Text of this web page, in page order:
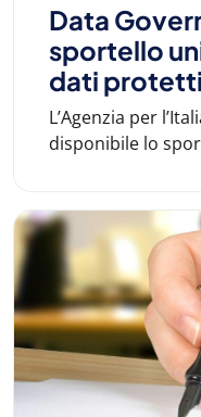
Data
sportello
dati protetti
L’Agenzia per
disponibile lo